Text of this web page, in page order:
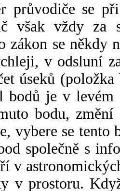
průvodiče se
však vždy za
zákon se někdy
v odsluní
úseků
bodů je v
bodu,
vybere se tento
společně s
v
v prostoru.